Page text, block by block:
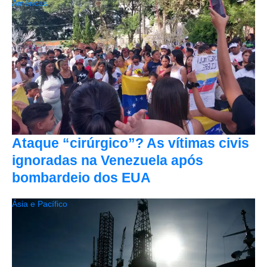
Ataque “cirúrgico”? As vítimas civis
ignoradas na Venezuela após
bombardeio dos EUA
Américas
Ásia e Pacífico